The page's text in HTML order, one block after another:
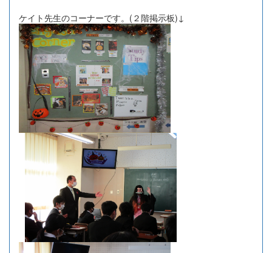
ケイト先生のコーナーです。(２階掲示板)↓